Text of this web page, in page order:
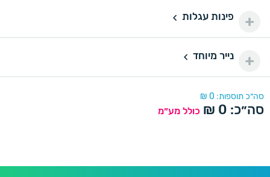
פינות עגלות
פינות עגלות
נייר מיוחדנייר מיוחד
סה״כ תוספות: 0
₪
סה״כ: 0
₪ כולל מע״מ